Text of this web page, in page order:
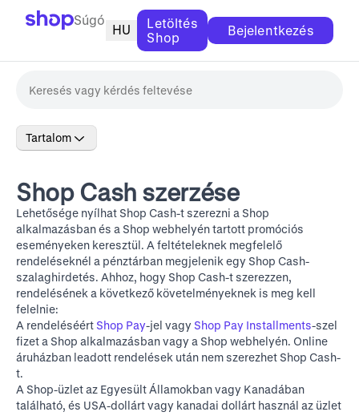
Súgó
HU
Letöltés
Shop
Bejelentkezés
Tartalom
Shop Cash szerzése
Lehetősége nyílhat Shop Cash-t szerezni a Shop
alkalmazásban és a Shop webhelyéntartott promóciós
eseményeken keresztül. A feltételeknek megfelelő
rendeléseknél a pénztárban megjelenik egy Shop Cash-
szalaghirdetés. Ahhoz, hogy Shop Cash-t szerezzen,
rendelésének a következő követelményeknek is meg kell
felelnie:
A rendeléséért Shop Pay-jel vagy Shop Pay Installments-szel
fizet a Shop alkalmazásban vagy a Shop webhelyén. Online
áruházban leadott rendelések után nem szerezhet Shop Cash-
t.
A Shop-üzlet az Egyesült Államokban vagy Kanadában
található, és USA-dollárt vagy kanadai dollárt használ az üzlet